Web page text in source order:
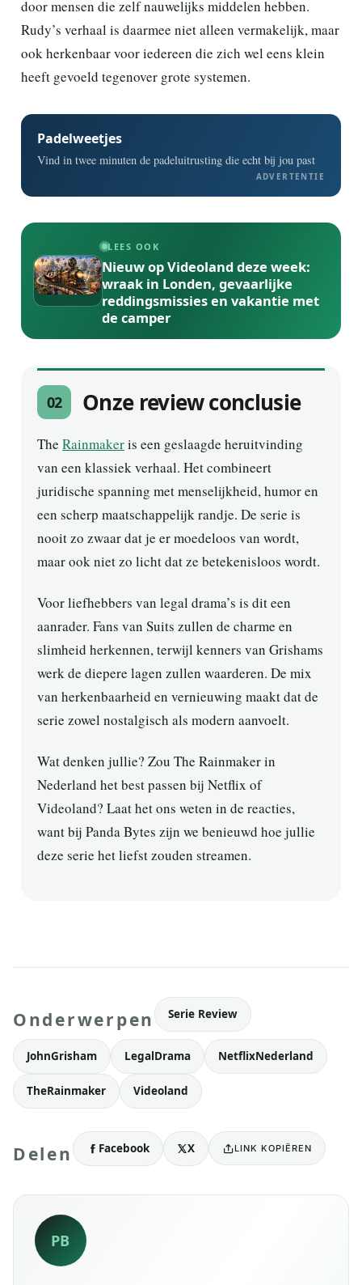
door mensen die zelf nauwelijks middelen hebben.
Rudy’s verhaal is daarmee niet alleen vermakelijk, maar
ook herkenbaar voor iedereen die zich wel eens klein
heeft gevoeld tegenover grote systemen.
Padelweetjes
Vind in twee minuten de padeluitrusting die echt bij jou past
ADVERTENTIE
LEES OOK
Nieuw op Videoland deze week:
wraak in Londen, gevaarlijke
reddingsmissies en vakantie met
de camper
02 Onze review conclusie
The Rainmakeris een geslaagde heruitvinding
van een klassiek verhaal. Het combineert
juridische spanning met menselijkheid, humor en
een scherp maatschappelijk randje. De serie is
nooit zo zwaar dat je er moedeloos van wordt,
maar ook niet zo licht dat ze betekenisloos wordt.
Voor liefhebbers van legal drama’s is dit een
aanrader. Fans van Suits zullen de charme en
slimheid herkennen, terwijl kenners van Grishams
werk de diepere lagen zullen waarderen. De mix
van herkenbaarheid en vernieuwing maakt dat de
serie zowel nostalgisch als modern aanvoelt.
Wat denken jullie? Zou The Rainmaker in
Nederland het best passen bij Netflix of
Videoland? Laat het ons weten in de reacties,
want bij Panda Bytes zijn we benieuwd hoe jullie
deze serie het liefst zouden streamen.
Onderwerpen Serie Review
JohnGrisham LegalDrama NetflixNederland
TheRainmaker Videoland
Delen Facebook X LINK KOPIËREN
PB